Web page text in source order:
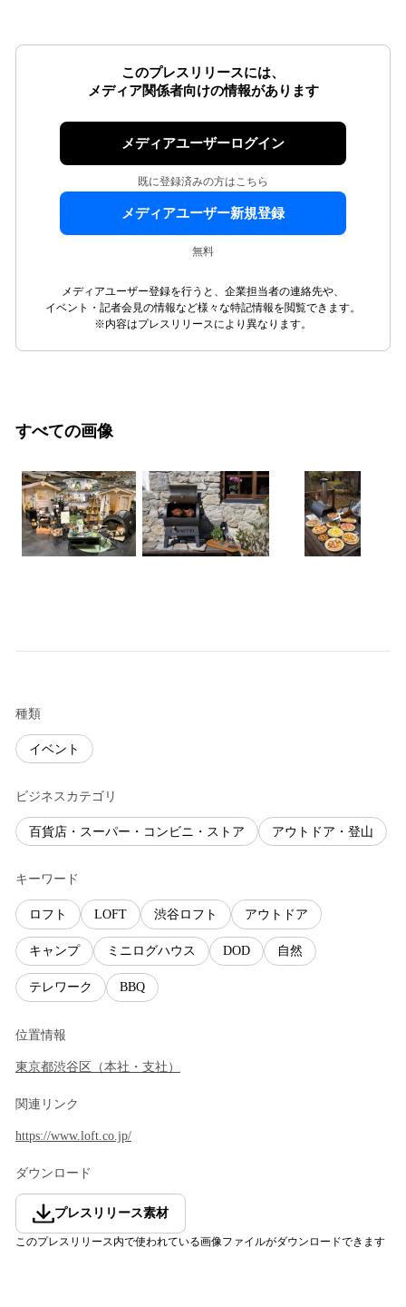
このプレスリリースには、
メディア関係者向けの情報があります
メディアユーザーログイン
既に登録済みの方はこちら
メディアユーザー新規登録
無料
メディアユーザー登録を行うと、企業担当者の連絡先や、
イベント・記者会見の情報など様々な特記情報を閲覧できます。
※内容はプレスリリースにより異なります。
すべての画像
種類
イベント
ビジネスカテゴリ
百貨店・スーパー・コンビニ・ストア アウトドア・登山
キーワード
ロフト LOFT 渋谷ロフト アウトドア
キャンプ ミニログハウス DOD 自然
テレワーク BBQ
位置情報
東京都渋谷区 （本社・支社 ）
関連リンク
https://www.loft.co.jp/
ダウンロード
プレスリリース素材
このプレスリリース内で使われている画像ファイルがダウンロードできます